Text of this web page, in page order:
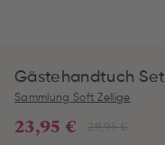
Gästehandtuch
Sammlung Soft Zellige
29,95 €
23,95 €